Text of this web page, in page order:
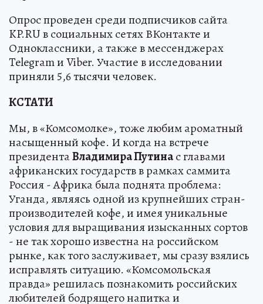
Опрос проведен среди подписчиков сайта
KP.RU в социальных сетях ВКонтакте и
Одноклассники, а также в мессенджерах
Telegram и Viber. Участие в исследовании
приняли 5,6 тысячи человек.
КСТАТИ
Мы, в «Комсомолке», тоже любим ароматный
насыщенный кофе. И когда на встрече
президентаВладимира Путинас главами
африканских государств в рамках саммита
Россия - Африка была поднята проблема:
Уганда, являясь одной из крупнейших стран-
производителей кофе, и имея уникальные
условия для выращивания изысканных сортов
- не так хорошо известна на российском
рынке, как того заслуживает, мы сразу взялись
исправлять ситуацию. «Комсомольская
правда» решилась познакомить российских
любителей бодрящего напитка и